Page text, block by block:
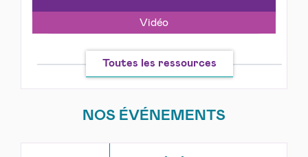
Vidéo
Toutes les ressources
NOS ÉVÉNEMENTS